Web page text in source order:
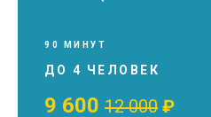
90 МИНУТ
ДО 4 ЧЕЛОВЕК
9 600 12 000 ₽